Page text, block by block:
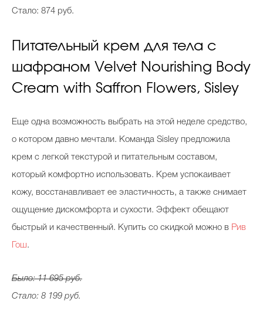
Стало: 874 руб.
Питательный крем для тела с
шафраном Velvet Nourishing Body
Cream with Saffron Flowers, Sisley
Еще одна возможность выбрать на этой неделе средство,
о котором давно мечтали. Команда Sisley предложила
крем с легкой текстурой и питательным составом,
который комфортно использовать. Крем успокаивает
кожу, восстанавливает ее эластичность, а также снимает
ощущение дискомфорта и сухости. Эффект обещают
быстрый и качественный. Купить со скидкой можно в Рив
Гош.
Было: 11 695 руб.
Стало: 8 199 руб.